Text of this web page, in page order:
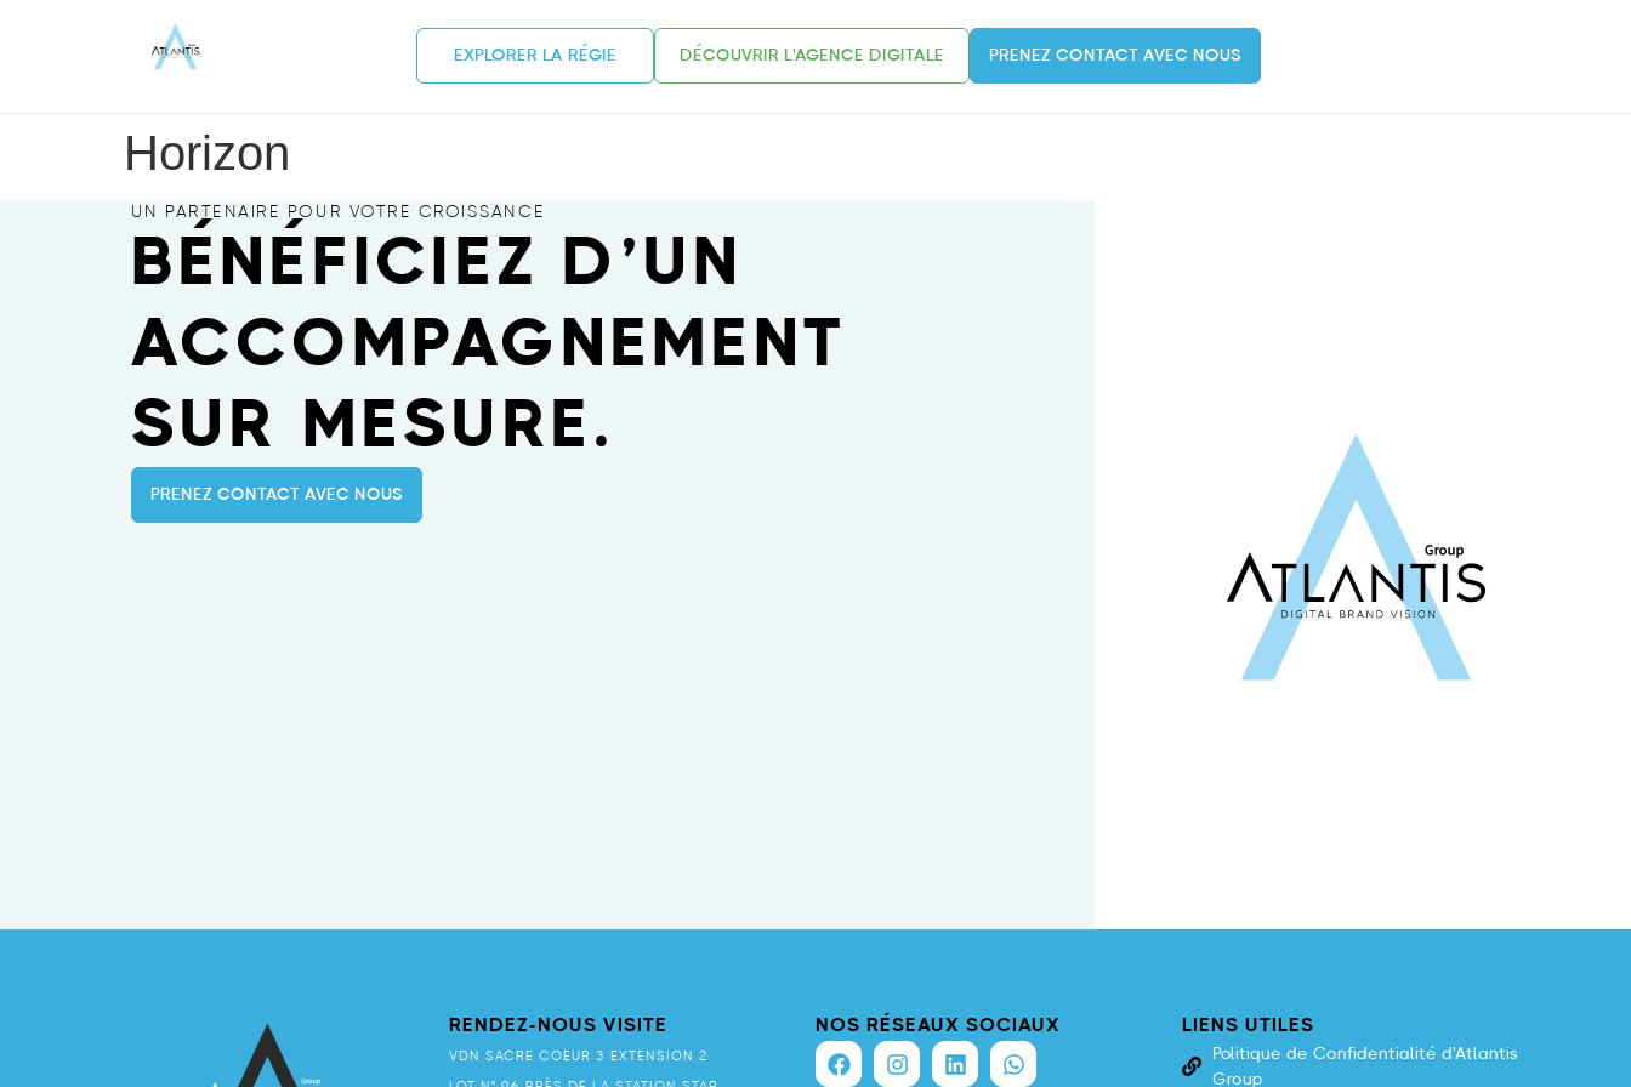
EXPLORER LA RÉGIE DÉCOUVRIR L'AGENCE DIGITALE PRENEZ CONTACT AVEC NOUS
Horizon
UN PARTENAIRE POUR VOTRE CROISSANCE
BÉNÉFICIEZ D’UN
ACCOMPAGNEMENT
SUR MESURE.
PRENEZ CONTACT AVEC NOUS
RENDEZ-NOUS VISITE
VDN SACRE COEUR 3 EXTENSION 2
NOS RÉSEAUX SOCIAUX LIENS UTILES
Politique de Confidentialité d'Atlantis
Group